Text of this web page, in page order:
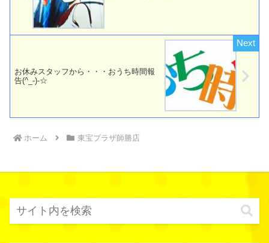
お休みスタッフから・・・おうち時間報
告(^_-)-☆
ホーム 東宝プラザ師勝店